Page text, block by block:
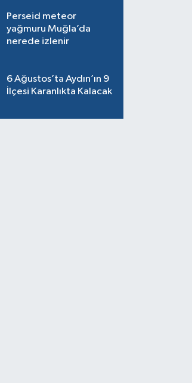
Perseid meteor
yağmuru Muğla’da
nerede izlenir
6 Ağustos’ta Aydın’ın 9
İlçesi Karanlıkta Kalacak